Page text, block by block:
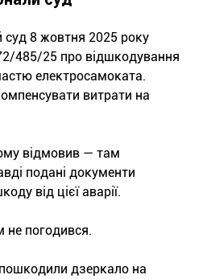
суд 8 жовтня 2025 року
485/25 про відшкодування
електросамоката.
витрати на
відмовив — там
подані документи
від цієї аварії.
не погодився.
дзеркало на